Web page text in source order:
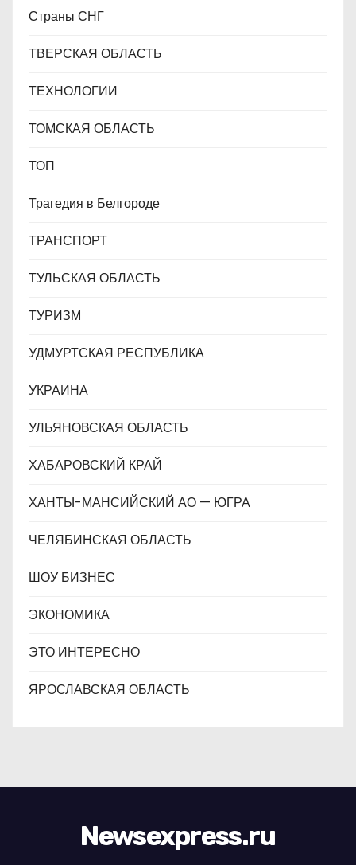
Страны СНГ
ТВЕРСКАЯ ОБЛАСТЬ
ТЕХНОЛОГИИ
ТОМСКАЯ ОБЛАСТЬ
ТОП
Трагедия в Белгороде
ТРАНСПОРТ
ТУЛЬСКАЯ ОБЛАСТЬ
ТУРИЗМ
УДМУРТСКАЯ РЕСПУБЛИКА
УКРАИНА
УЛЬЯНОВСКАЯ ОБЛАСТЬ
ХАБАРОВСКИЙ КРАЙ
ХАНТЫ-МАНСИЙСКИЙ АО — ЮГРА
ЧЕЛЯБИНСКАЯ ОБЛАСТЬ
ШОУ БИЗНЕС
ЭКОНОМИКА
ЭТО ИНТЕРЕСНО
ЯРОСЛАВСКАЯ ОБЛАСТЬ
Newsexpress.ru